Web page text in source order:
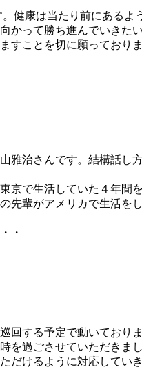
健康は当たり前にあるよ
かって勝ち進んでいきたい
すことを切に願っており
治さんです。結構話し
京で生活していた４年間
先輩がアメリカで生活を
・
回する予定で動いており
を過ごさせていただきま
けるように対応してい